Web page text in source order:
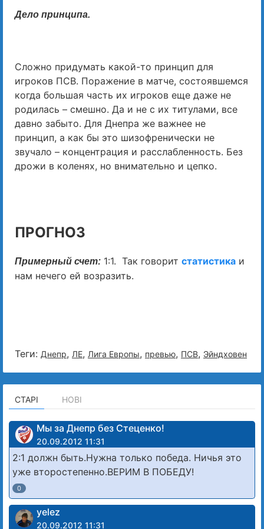
Дело принципа.
Сложно придумать какой-то принцип для
игроков ПСВ. Поражение в матче, состоявшемся
когда большая часть их игроков еще даже не
родилась – смешно. Да и не с их титулами, все
давно забыто. Для Днепра же важнее не
принцип, а как бы это шизофренически не
звучало – концентрация и расслабленность. Без
дрожи в коленях, но внимательно и цепко.
ПРОГНОЗ
Примерный счет: 1:1. Так говорит статистика и
нам нечего ей возразить.
Теги: Днепр, ЛЕ, Лига Европы, превью, ПСВ, Эйндховен
СТАРІ НОВІ
Мы за Днепр без Стеценко!
20.09.2012 11:31
2:1 должн быть.Нужна только победа. Ничья это
уже второстепенно.ВЕРИМ В ПОБЕДУ!
0
yelez
20.09.2012 11:31